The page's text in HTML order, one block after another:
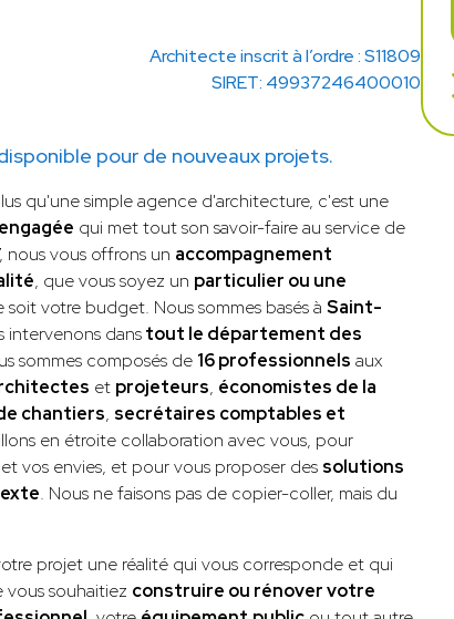
Architecte inscrit à l’ordre : S11809
SIRET: 49937246400010
pour de nouveaux projets.
qu'une simple agence d'architecture, c'est une
qui met tout son savoir-faire au service de
nous vous offrons un accompagnement
, que vous soyez un particulier ou une
soit votre budget. Nous sommes basés à Saint-
intervenons danstout le département des
sommes composés de 16 professionnels aux
et projeteurs, économistes de la
chantiers, secrétaires comptables et
en étroite collaboration avec vous, pour
vos envies, et pour vous proposer des solutions
. Nous ne faisons pas de copier-coller, mais du
projet une réalité qui vous corresponde et qui
vous souhaitiez construire ou rénover votre